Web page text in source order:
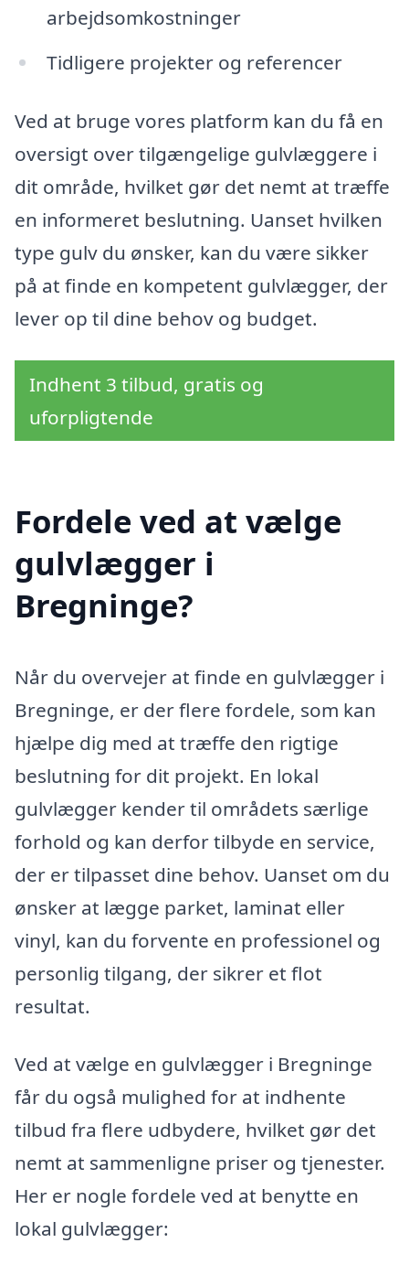
arbejdsomkostninger
Tidligere projekter og referencer
Ved at bruge vores platform kan du få en
oversigt over tilgængelige gulvlæggere i
dit område, hvilket gør det nemt at træffe
en informeret beslutning. Uanset hvilken
type gulv du ønsker, kan du være sikker
på at finde en kompetent gulvlægger, der
lever op til dine behov og budget.
Indhent 3 tilbud, gratis og
uforpligtende
Fordele ved at vælge
gulvlægger i
Bregninge?
Når du overvejer at finde en gulvlægger i
Bregninge, er der flere fordele, som kan
hjælpe dig med at træffe den rigtige
beslutning for dit projekt. En lokal
gulvlægger kender til områdets særlige
forhold og kan derfor tilbyde en service,
der er tilpasset dine behov. Uanset om du
ønsker at lægge parket, laminat eller
vinyl, kan du forvente en professionel og
personlig tilgang, der sikrer et flot
resultat.
Ved at vælge en gulvlægger i Bregninge
får du også mulighed for at indhente
tilbud fra flere udbydere, hvilket gør det
nemt at sammenligne priser og tjenester.
Her er nogle fordele ved at benytte en
lokal gulvlægger: